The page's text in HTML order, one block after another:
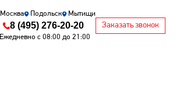
Москва Подольск Мытищи
8 (495) 276-20-20
Ежедневно с 08:00 до 21:00
Заказать звонок